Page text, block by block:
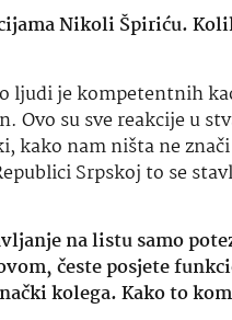
Nikoli Špiriću.
ljudi je kompetentnih
su sve reakcije u
kako nam ništa ne
Srpskoj to se
na listu samo
česte posjete
kolega. Kako to